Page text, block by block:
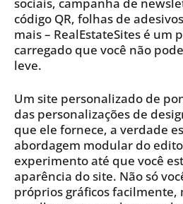
código QR, folhas de
mais – RealEstateSites é um
carregado que você não
leve.
Um site personalizado de
das personalizações de
que ele fornece, a verdade
abordagem modular do
experimento até que você
aparência do site. Não só
próprios gráficos facilmente,